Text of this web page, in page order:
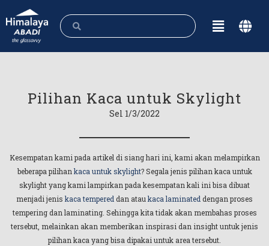
Pilihan Kaca untuk Skylight
Sel 1/3/2022
Kesempatan kami pada artikel di siang hari ini, kami akan melampirkan
beberapa pilihan kaca untuk skylight? Segala jenis pilihan kaca untuk
skylight yang kami lampirkan pada kesempatan kali ini bisa dibuat
menjadi jenis kaca tempered dan atau kaca laminated dengan proses
tempering dan laminating. Sehingga kita tidak akan membahas proses
tersebut, melainkan akan memberikan inspirasi dan insight untuk jenis
pilihan kaca yang bisa dipakai untuk area tersebut.